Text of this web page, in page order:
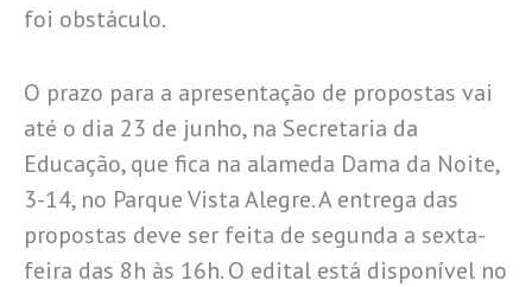
foi obstáculo.
O prazo para a apresentação de propostas vai
até o dia 23 de junho, na Secretaria da
Educação, que fica na alameda Dama da Noite,
3-14, no Parque Vista Alegre. A entrega das
propostas deve ser feita de segunda a sexta-
feira das 8h às 16h. O edital está disponível no